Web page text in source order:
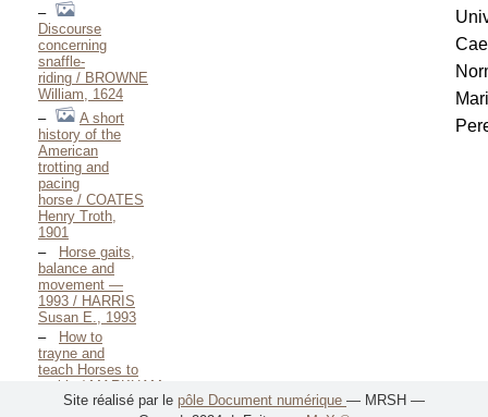
Discourse
concerning
snaffle-
riding / BROWNE
William, 1624
A short
history of the
American
trotting and
pacing
horse / COATES
Henry Troth,
1901
Horse gaits,
balance and
movement —
1993 / HARRIS
Susan E., 1993
How to
trayne and
teach Horses to
amble / MARKHAM
Gervase, 1605
Site réalisé par le pôle Document numérique — MRSH —